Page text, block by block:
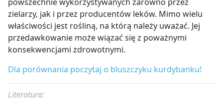
zielarzy, jak i przez producentów leków. Mimo wielu
właściwości jest rośliną, na którą należy uważać. Jej
przedawkowanie może wiązać się z poważnymi
konsekwencjami zdrowotnymi.
Dla porównania poczytaj o bluszczyku kurdybanku!
Literatura: